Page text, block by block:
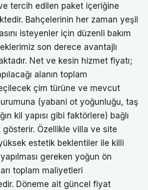
ve tercih edilen paket içeriğine
Bahçelerinin her zaman yeşil
isteyenler için düzenli bakım
son derece avantajlı
Net ve kesin hizmet fiyatı;
alanın toplam
çim türüne ve mevcut
(yabani ot yoğunluğu, taş
kil yapısı gibi faktörlere) bağlı
gösterir. Özellikle villa ve site
estetik beklentiler ile killi
gereken yoğun ön
toplam maliyetleri
Döneme ait güncel fiyat